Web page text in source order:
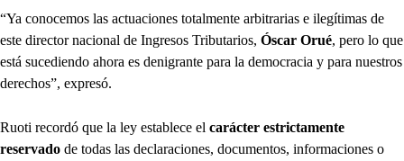
“Ya conocemos las actuaciones totalmente arbitrarias e ilegítimas de
este director nacional de Ingresos Tributarios, Óscar Orué, pero lo que
está sucediendo ahora es denigrante para la democracia y para nuestros
derechos”, expresó.
Ruoti recordó que la ley establece el carácter estrictamente
reservado de todas las declaraciones, documentos, informaciones o